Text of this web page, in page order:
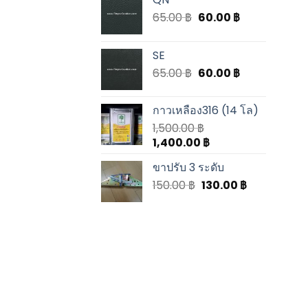
65.00฿ 60.00 ฿
SE
65.00฿ 60.00 ฿
กาวเหลือง316 (14 โล)
1,500.00฿
1,400.00 ฿
ขาปรับ 3 ระดับ
150.00฿ 130.00 ฿